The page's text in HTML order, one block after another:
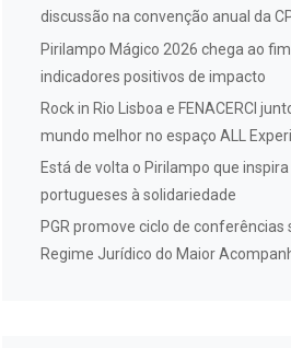
discussão na convenção anual da
Pirilampo Mágico 2026 chega ao
indicadores positivos de impacto
Rock in Rio Lisboa e FENACERCI
mundo melhor no espaço ALL
Está de volta o Pirilampo que inspira
portugueses à solidariedade
PGR promove ciclo de conferências
Regime Jurídico do Maior